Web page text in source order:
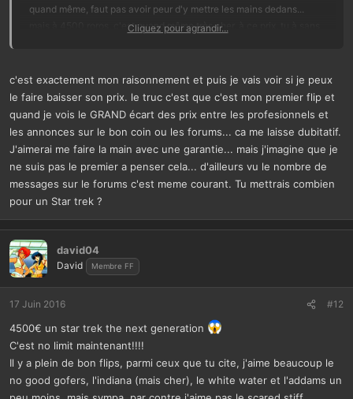
quand même, faut pas avoir peur d'y mettre les mains dedans...
mais à 4500 roros, c'est quand même très cher, à ce prix, tu à sans
j'ai un collègue dans le 06, qui à acheté son STTNG au mois de
janvier à 2500 E, en excellent état, full led, élastiques, billes, vitre
neufs, juste quelques accros sur la caisse. Donc un STTNG
plaisant à jouer et plus fiable... En patientant, tu verra des stern
passer à moins de 4000 roros...
Après les conseilleurs, ne sont pas les payeurs, c'est toi qui vois.
Cliquez pour agrandir...
c'est exactement mon raisonnement et puis je vais voir si je peux
le faire baisser son prix. le truc c'est que c'est mon premier flip et
quand je vois le GRAND écart des prix entre les profesionnels et
les annonces sur le bon coin ou les forums... ca me laisse dubitatif.
J'aimerai me faire la main avec une garantie... mais j'imagine que je
ne suis pas le premier a penser cela... d'ailleurs vu le nombre de
messages sur le forums c'est meme courant. Tu mettrais combien
pour un Star trek ?
david04
David Membre FF
17 Juin 2016 #12
4500€ un star trek the next generation
C'est no limit maintenant!!!!
Il y a plein de bon flips, parmi ceux que tu cite, j'aime beaucoup le
no good gofers, l'indiana (mais cher), le white water et l'addams un